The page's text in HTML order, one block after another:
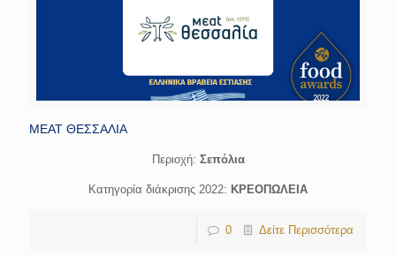
MEAT ΘΕΣΣΑΛΙΑ
Περιοχή: Σεπόλια
Κατηγορία διάκρισης 2022: ΚΡΕΟΠΩΛΕΙΑ
0 Δείτε Περισσότερα